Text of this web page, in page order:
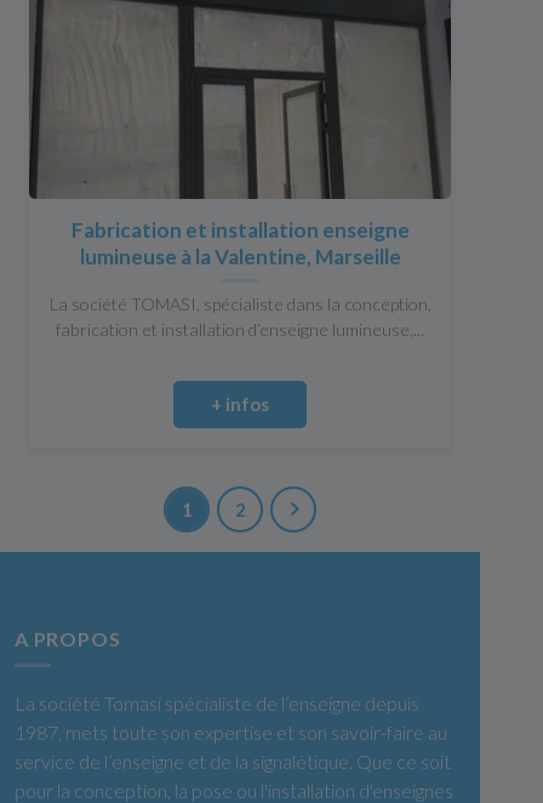
Fabrication et installation enseigne
lumineuse à la Valentine, Marseille
La société TOMASI, spécialiste dans la conception,
fabrication et installation d’enseigne lumineuse,...
+ infos
1 2
A PROPOS
La société Tomasi spécialiste de l’enseigne depuis
1987, mets toute son expertise et son savoir-faire au
service de l’enseigne et de la signalétique. Que ce soit
pour la conception, la pose ou l'installation d'enseignes